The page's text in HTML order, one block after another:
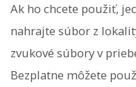
Ak ho chcete použiť,
nahrajte súbor z
zvukové súbory v
Bezplatne môžete